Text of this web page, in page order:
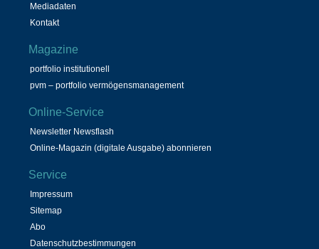
Mediadaten
Kontakt
Magazine
portfolio institutionell
pvm – portfolio vermögensmanagement
Online-Service
Newsletter Newsflash
Online-Magazin (digitale Ausgabe) abonnieren
Service
Impressum
Sitemap
Abo
Datenschutzbestimmungen